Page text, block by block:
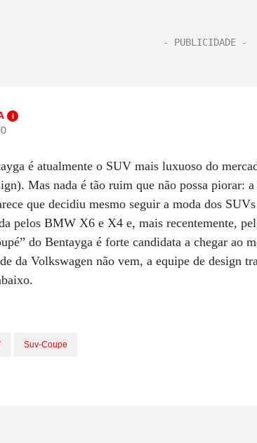
i
é atualmente o SUV mais luxuoso do
Mas nada é tão ruim que não possa piorar:
que decidiu mesmo seguir a moda dos
pelos BMW X6 e X4 e, mais recentemente,
do Bentayga é forte candidata a chegar ao
da Volkswagen não vem, a equipe de design
Suv-Coupe